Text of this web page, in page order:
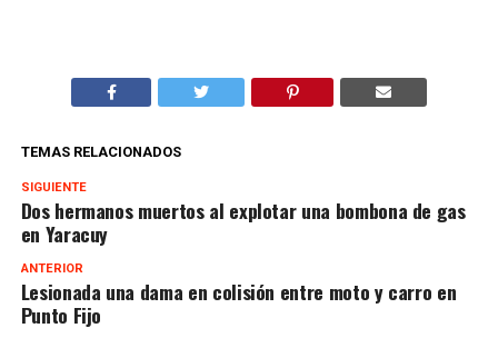
TEMAS RELACIONADOS
SIGUIENTE
Dos hermanos muertos al explotar una bombona de gas
en Yaracuy
ANTERIOR
Lesionada una dama en colisión entre moto y carro en
Punto Fijo